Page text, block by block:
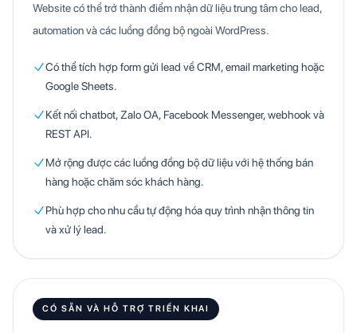
Website có thể trở thành điểm nhận dữ liệu trung tâm cho lead,
automation và các luồng đồng bộ ngoài WordPress.
Có thể tích hợp form gửi lead về CRM, email marketing hoặc
Google Sheets.
Kết nối chatbot, Zalo OA, Facebook Messenger, webhook và
REST API.
Mở rộng được các luồng đồng bộ dữ liệu với hệ thống bán
hàng hoặc chăm sóc khách hàng.
Phù hợp cho nhu cầu tự động hóa quy trình nhận thông tin
và xử lý lead.
CÓ SẴN VÀ HỖ TRỢ TRIỂN KHAI